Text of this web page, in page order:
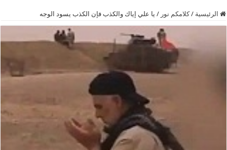
الرئيسية / كلامكم نور / يا علي إياك والكذب فإن الكذب يسود الوجه